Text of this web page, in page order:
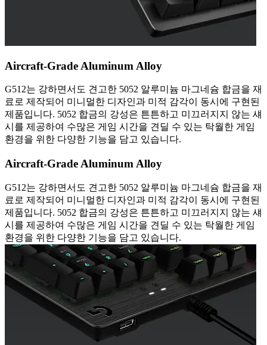
Aircraft-Grade Aluminum Alloy
G512는 강하면서도 견고한 5052 알루미늄 마그네슘 합금을 재
료로 제작되어 미니멀한 디자인과 미적 감각이 동시에 구현된
제품입니다. 5052 합금의 강성은 튼튼하고 미끄러지지 않는 섀
시를 제공하여 수많은 게임 시간을 견딜 수 있는 탁월한 게임
환경을 위한 다양한 기능을 담고 있습니다.
Aircraft-Grade Aluminum Alloy
G512는 강하면서도 견고한 5052 알루미늄 마그네슘 합금을 재
료로 제작되어 미니멀한 디자인과 미적 감각이 동시에 구현된
제품입니다. 5052 합금의 강성은 튼튼하고 미끄러지지 않는 섀
시를 제공하여 수많은 게임 시간을 견딜 수 있는 탁월한 게임
환경을 위한 다양한 기능을 담고 있습니다.